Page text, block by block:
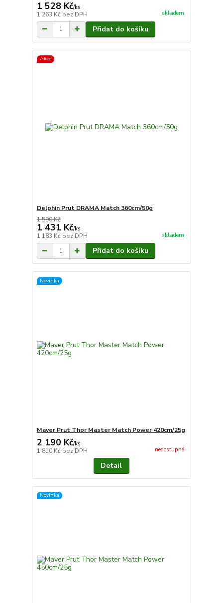
1 528 Kč/ks
1 263 Kč bez DPH skladem
Přidat do košíku
Akce
Delphin Prut DRAMA Match 360cm/50g
1 590 Kč
1 431 Kč/ks
1 183 Kč bez DPH skladem
Přidat do košíku
Novinka
Maver Prut Thor Master Match Power 420cm/25g
2 190 Kč/ks
1 810 Kč bez DPH nedostupné
Detail
Novinka